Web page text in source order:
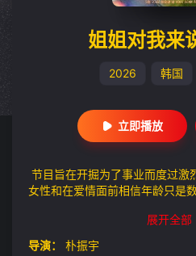
姐姐对我来
2026 韩国
立即播放
节目旨在开掘为了事业而度过激
女性和在爱情面前相信年龄只是
展开全部
导演：
朴振宇